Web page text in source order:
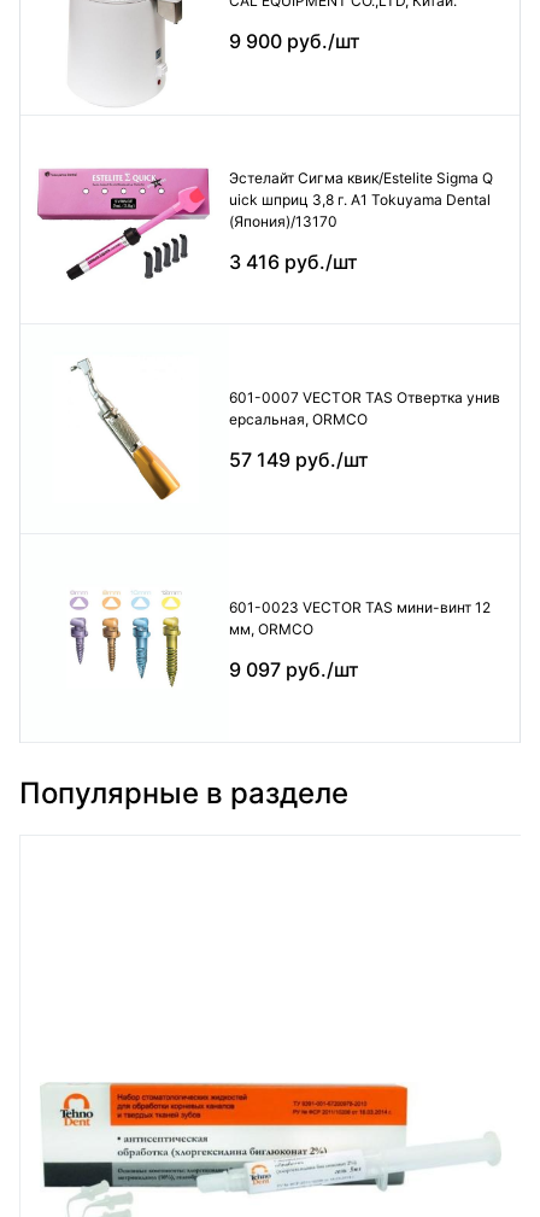
9 900 руб./шт
Эстелайт Сигма квик/Estelite Sigma Q
uick шприц 3,8 г. А1 Tokuyama Dental
(Япония)/13170
3 416 руб./шт
601-0007 VECTOR TAS Отвертка унив
ерсальная, ORMCO
57 149 руб./шт
601-0023 VECTOR TAS мини-винт 12
мм, ORMCO
9 097 руб./шт
Популярные в разделе